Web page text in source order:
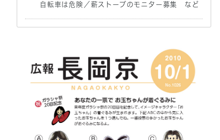
自転車は危険／薪ストーブのモニター募集 など